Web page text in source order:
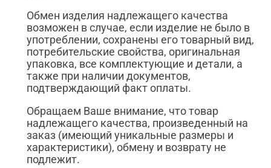
Обмен изделия надлежащего качества
возможен в случае, если изделие не было в
употреблении, сохранены его товарный вид,
потребительские свойства, оригинальная
упаковка, все комплектующие и детали, а
также при наличии документов,
подтверждающий факт оплаты.
Обращаем Ваше внимание, что товар
надлежащего качества, произведенный на
заказ (имеющий уникальные размеры и
характеристики), обмену и возврату не
подлежит.